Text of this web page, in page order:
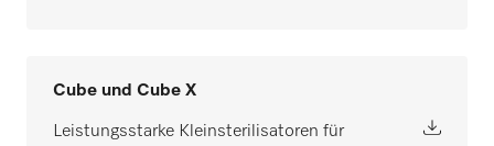
Cube und Cube X
Leistungsstarke Kleinsterilisatoren für